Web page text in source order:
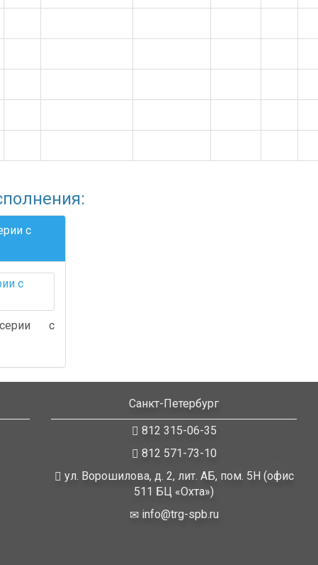
с
с
Санкт-Петербург
812 315-06-35
812 571-73-10
ул. Ворошилова, д. 2, лит. АБ, пом. 5Н (офис
511 БЦ «Охта»)
info@trg-spb.ru